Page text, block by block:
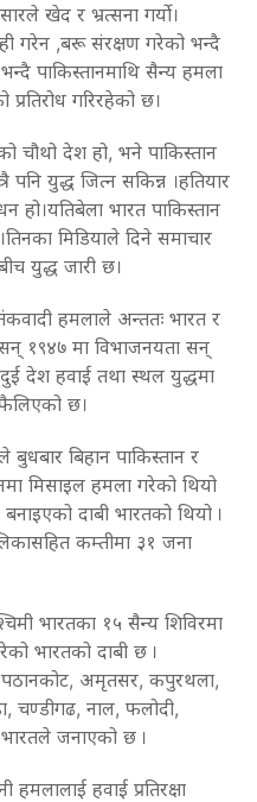
खेद र भ्रत्सना गर्यो।
गरेन ,बरू संरक्षण गरेको भन्दै
पाकिस्तानमाथि सैन्य हमला
गरिरहेको छ।
चौथो देश हो, भने पाकिस्तान
युद्ध जित्न सकिन्न ।हतियार
हो।यतिबेला भारत पाकिस्तान
मिडियाले दिने समाचार
युद्ध जारी छ।
हमलाले अन्ततः भारत र
सन् १९४७ मा विभाजनयता सन्
देश हवाई तथा स्थल युद्धमा
फैलिएको छ।
बुधबार बिहान पाकिस्तान र
मिसाइल हमला गरेको थियो
दाबी भारतको थियो ।
कम्तीमा ३१ जना
भारतका १५ सैन्य शिविरमा
भारतको दाबी छ ।
पठानकोट, अमृतसर, कपुरथला,
चण्डीगढ, नाल, फलोदी,
भारतले जनाएको छ ।
हमलालाई हवाई प्रतिरक्षा